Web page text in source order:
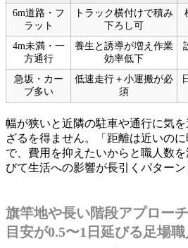
6m道路・フ
ラット
トラック横付けで積み
下ろし可
4m未満・一
方通行
養生と誘導が増え作業
効率低下
急坂・カー
ブ多い
低速走行＋小運搬が必
須
幅が狭いと近隣の駐車や通行に気
ざるを得ません。「距離は近いの
で、費用を抑えたいからと職人数
びて生活への影響が長引くパターン
旗竿地や長い階段アプロー
目安が0.5〜1日延びる足場